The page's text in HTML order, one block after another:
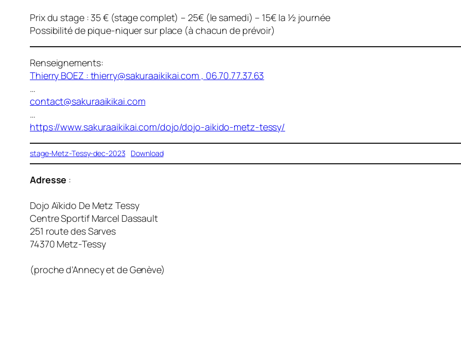
Prix du stage : 35 € (stage complet) – 25€ (le samedi) – 15€ la 1⁄2 journée
Possibilité de pique-niquer sur place (à chacun de prévoir)
Renseignements:
Thierry BOEZ : thierry@sakuraaikikai.com , 06.70.77.37.63
…
contact@sakuraaikikai.com
…
https://www.sakuraaikikai.com/dojo/dojo-aikido-metz-tessy/
stage-Metz-Tessy-dec-2023 Download
Adresse :
Dojo Aïkido De Metz Tessy
Centre Sportif Marcel Dassault
251 route des Sarves
74370 Metz-Tessy
(proche d’Annecy et de Genève)